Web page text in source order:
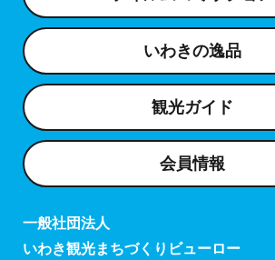
いわきの逸品
観光ガイド
会員情報
一般社団法人
いわき観光まちづくりビューロー